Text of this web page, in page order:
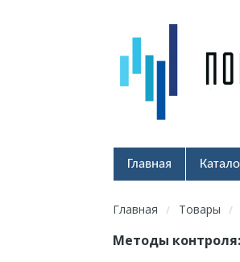
Главная
Главная / Товары /
Методы контроля: